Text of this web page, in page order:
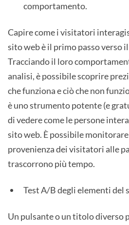
comportamento.
Capire come i visitatori
sito web è il primo passo verso
Tracciando il loro
analisi, è possibile scoprire
che funziona e ciò che non
è uno strumento potente (e
di vedere come le persone
sito web. È possibile
provenienza dei visitatori alle
trascorrono più tempo.
Test A/B degli elementi del
Un pulsante o un titolo diverso